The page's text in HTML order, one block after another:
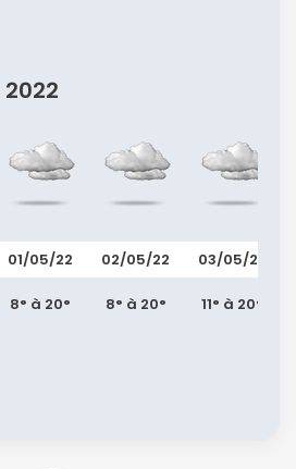
2022
01/05/22
8° à 20°
02/05/22
8° à 20°
03/05/22
11° à 20°